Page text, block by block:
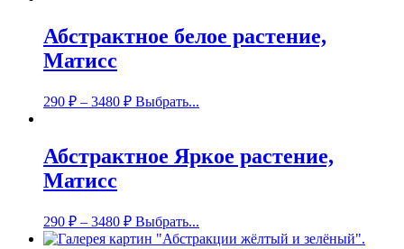
Абстрактное белое растение,
Матисс
290 ₽ – 3480 ₽ Выбрать...
Абстрактное Яркое растение,
Матисс
290 ₽ – 3480 ₽ Выбрать...